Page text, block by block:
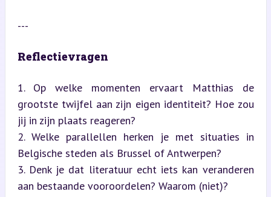
---
Reflectievragen
1. Op welke momenten ervaart Matthias de
grootste twijfel aan zijn eigen identiteit? Hoe zou
jij in zijn plaats reageren?
2. Welke parallellen herken je met situaties in
Belgische steden als Brussel of Antwerpen?
3. Denk je dat literatuur echt iets kan veranderen
aan bestaande vooroordelen? Waarom (niet)?